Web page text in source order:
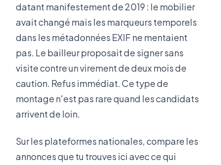
datant manifestement de 2019 : le mobilier
avait changé mais les marqueurs temporels
dans les métadonnées EXIF ne mentaient
pas. Le bailleur proposait de signer sans
visite contre un virement de deux mois de
caution. Refus immédiat. Ce type de
montage n'est pas rare quand les candidats
arrivent de loin.
Sur les plateformes nationales, compare les
annonces que tu trouves ici avec ce qui